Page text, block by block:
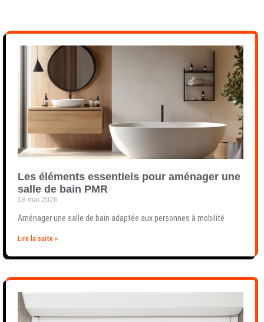
Les éléments essentiels pour aménager une
salle de bain PMR
18 mai 2026
Aménager une salle de bain adaptée aux personnes à mobilité
Lire la suite »